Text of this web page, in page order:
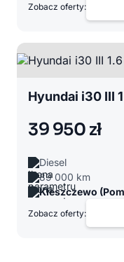
Zobacz oferty:
Hyundai i30 III
39 950 zł
Diesel
89 000 km
Kleszczewo
Zobacz oferty: